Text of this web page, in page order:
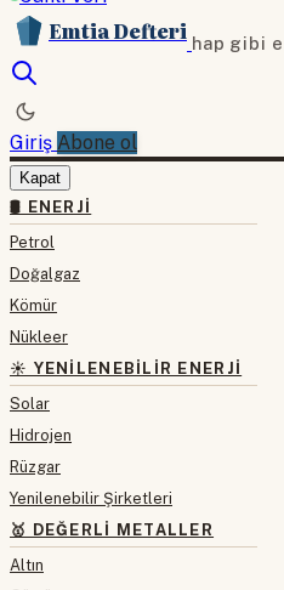
Emtia Defteri hap gibi
Giriş Abone ol
Kapat
🛢 ENERJI
Petrol
Doğalgaz
Kömür
Nükleer
☀️ YENILENEBILIR ENERJI
Solar
Hidrojen
Rüzgar
Yenilenebilir Şirketleri
🥇 DEĞERLI METALLER
Altın